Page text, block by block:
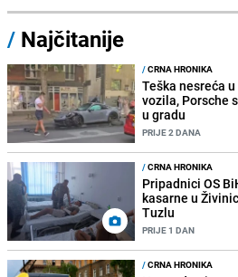
/ Najčitanije
/CRNA HRONIKA
Teška nesreća
vozila, Porsche
u gradu
PRIJE 2 DANA
/CRNA HRONIKA
Pripadnici OS
kasarne u
Tuzlu
PRIJE 1 DAN
/CRNA HRONIKA